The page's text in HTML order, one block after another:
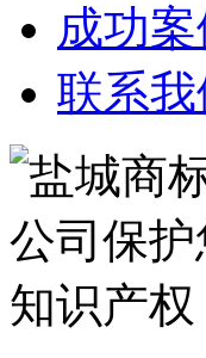
成功案
联系我